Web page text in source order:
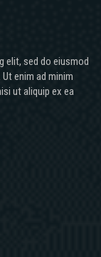
elit, sed do eiusmod
enim ad minim
ut aliquip ex ea